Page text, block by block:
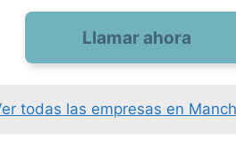
Llamar ahora
todas las empresas en